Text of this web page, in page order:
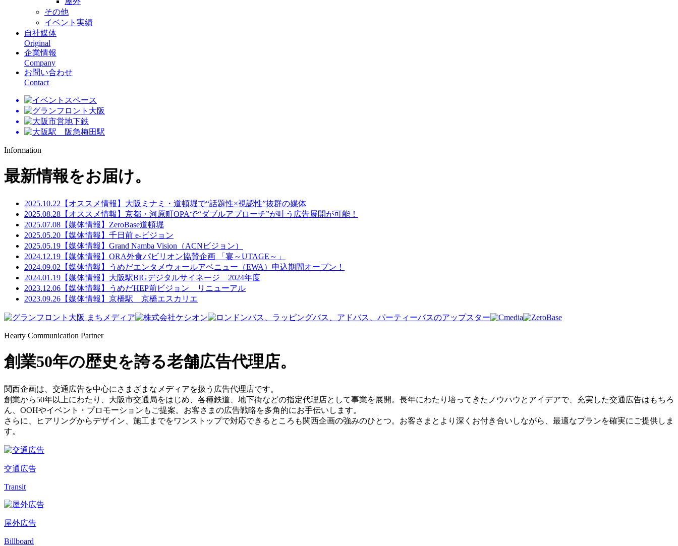
その他
イベント実績
自社媒体
Original
企業情報
Company
お問い合わせ
Contact
Information
最新情報をお届け。
2025.10.22 【オススメ情報】大阪ミナミ・道頓堀で“話題性×視認性”抜群の媒体
2025.08.28 【オススメ情報】京都・河原町OPAで“ダブルアプローチ”が叶う広告展開が可能！
2025.07.08 【媒体情報】ZeroBase道頓堀
2025.05.20 【媒体情報】千日前 e-ビジョン
2025.05.19 【媒体情報】Grand Namba Vision（ACNビジョン）
2024.12.19 【媒体情報】ORA外食パビリオン協賛企画 「宴～UTAGE～」
2024.09.02 【媒体情報】うめだエンタメウォールアベニュー（EWA）申込期間オープン！
2024.01.19 【媒体情報】大阪駅BIGデジタルサイネージ 2024年度
2023.12.06 【媒体情報】うめだHEP前ビジョン リニューアル
2023.09.26 【媒体情報】京橋駅 京橋エスカリエ
Hearty Communication Partner
創業50年の歴史を誇る老舗広告代理店。
関西企画は、交通広告を中心にさまざまなメディアを扱う広告代理店です。
創業から50年以上にわたり、大阪市交通局をはじめ、各種鉄道、地下街などの指定代理店として事業を展開。長年にわたり培ってきたノウハウとアイデアで、充実した交通広告はもちろ
ん、OOHやイベント・プロモーションもご提案。お客さまの広告戦略を多角的にお手伝いします。
さらに、ヒアリングからデザイン、施工までをワンストップで対応できるところも関西企画の強みのひとつ。お客さまとより深くお付き合いしながら、最適なプランを確実にご提供しま
す。
交通広告
Transit
屋外広告
Billboard